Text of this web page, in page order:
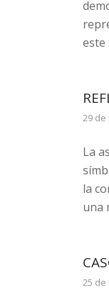
este
29 de
La
la
una
25 de